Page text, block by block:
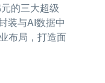
的三大超级
装与AI数据中
布局，打造面